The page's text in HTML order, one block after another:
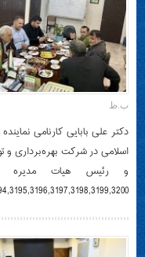
دکتر علی بابایی کارنامی
اسلامی در شرکت بهره‌برداری و